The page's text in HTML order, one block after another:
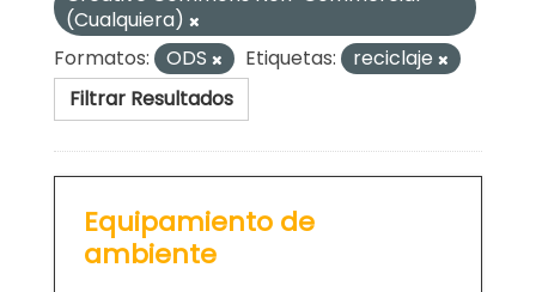
(Cualquiera)
Formatos:
ODS Etiquetas:
reciclaje
Filtrar Resultados
Equipamiento de
ambiente